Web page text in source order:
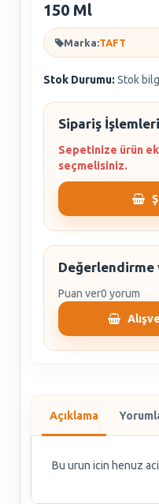
150 Ml
Marka:TAFT
Stok Durumu: Stok
Sipariş İşlemleri
Sepetinize ürün
seçmelisiniz.
Değerlendirme
Puan ver0 yorum
Açıklama
Bu urun icin henuz